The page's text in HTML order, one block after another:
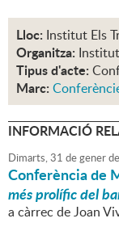
Lloc: Institut Els
Organitza:
Tipus d'acte:
Marc:
INFORMACIÓ
Dimarts,31 degenerde
Conferència de
més prolífic del
a càrrec de Joan